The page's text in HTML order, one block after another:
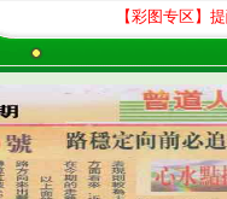
【彩图专区】